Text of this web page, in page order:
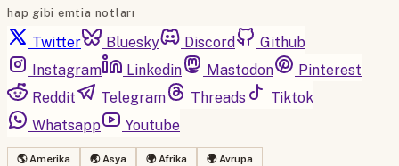
hap gibi emtia notları
Twitter Bluesky Discord
Github
Instagram
Linkedin Mastodon
Pinterest
Reddit
Telegram Threads
Tiktok
Whatsapp
Youtube
🌎 Amerika 🌏 Asya 🌍 Afrika 🌍 Avrupa